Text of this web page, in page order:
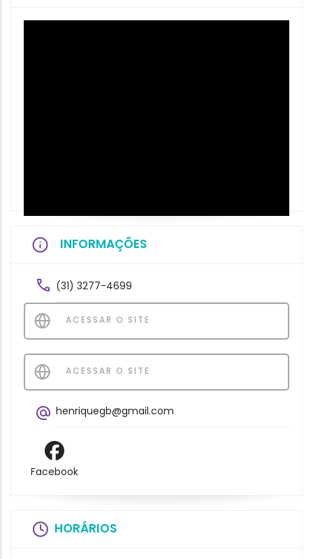
INFORMAÇÕES
(31) 3277-4699
ACESSAR O SITE
ACESSAR O SITE
henriquegb@gmail.com
Facebook
HORÁRIOS